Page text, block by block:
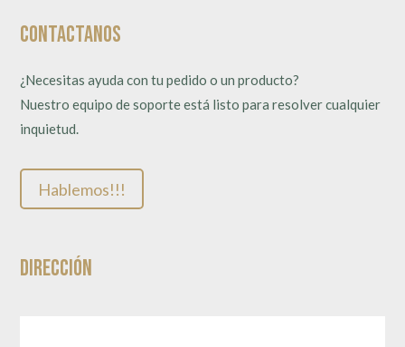
Contactanos
¿Necesitas ayuda con tu pedido o un producto?
Nuestro equipo de soporte está listo para resolver cualquier
inquietud.
Hablemos!!!
Dirección